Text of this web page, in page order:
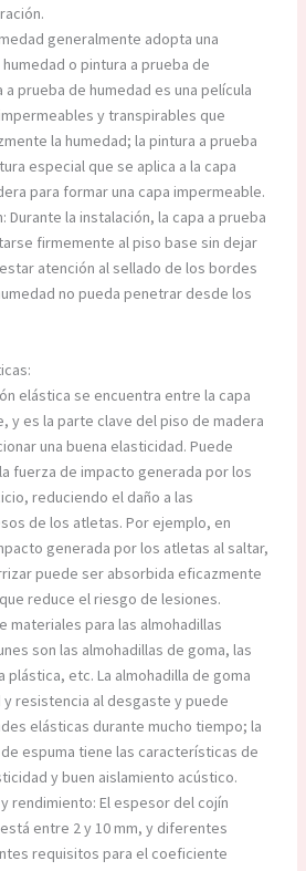
generalmente adopta una
o pintura a prueba de
a prueba de humedad es una película
y transpirables que
la humedad; la pintura a prueba
especial que se aplica a la capa
para formar una capa impermeable.
Durante la instalación, la capa a prueba
firmemente al piso base sin dejar
atención al sellado de los bordes
no pueda penetrar desde los
elástica se encuentra entre la capa
y es la parte clave del piso de madera
una buena elasticidad. Puede
fuerza de impacto generada por los
reduciendo el daño a las
de los atletas. Por ejemplo, en
generada por los atletas al saltar,
puede ser absorbida eficazmente
reduce el riesgo de lesiones.
materiales para las almohadillas
son las almohadillas de goma, las
plástica, etc. La almohadilla de goma
resistencia al desgaste y puede
elásticas durante mucho tiempo; la
espuma tiene las características de
y buen aislamiento acústico.
rendimiento: El espesor del cojín
entre 2 y 10 mm, y diferentes
requisitos para el coeficiente